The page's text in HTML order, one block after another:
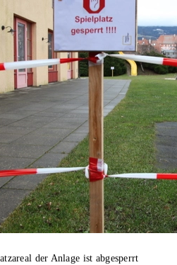
der Anlage ist abgesperrt